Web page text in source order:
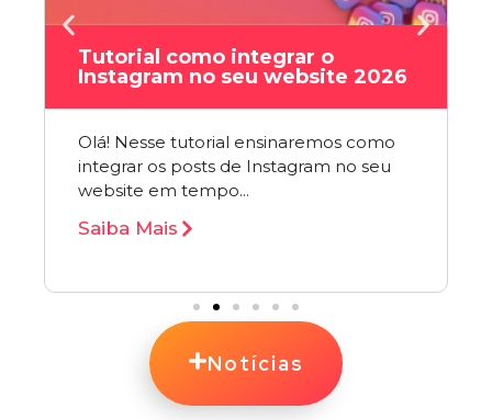
Tutorial como integrar o
Instagram no seu website 2026
Olá! Nesse tutorial ensinaremos como
integrar os posts de Instagram no seu
website em tempo...
Saiba Mais
Notícias